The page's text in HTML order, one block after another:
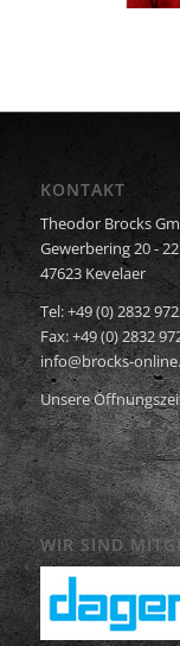
KONTAKT
Theodor Brocks
Gewerbering 20 - 22
47623 Kevelaer
Tel: +49 (0) 2832
Fax: +49 (0) 2832
info@brocks-
Unsere
WIR SIND